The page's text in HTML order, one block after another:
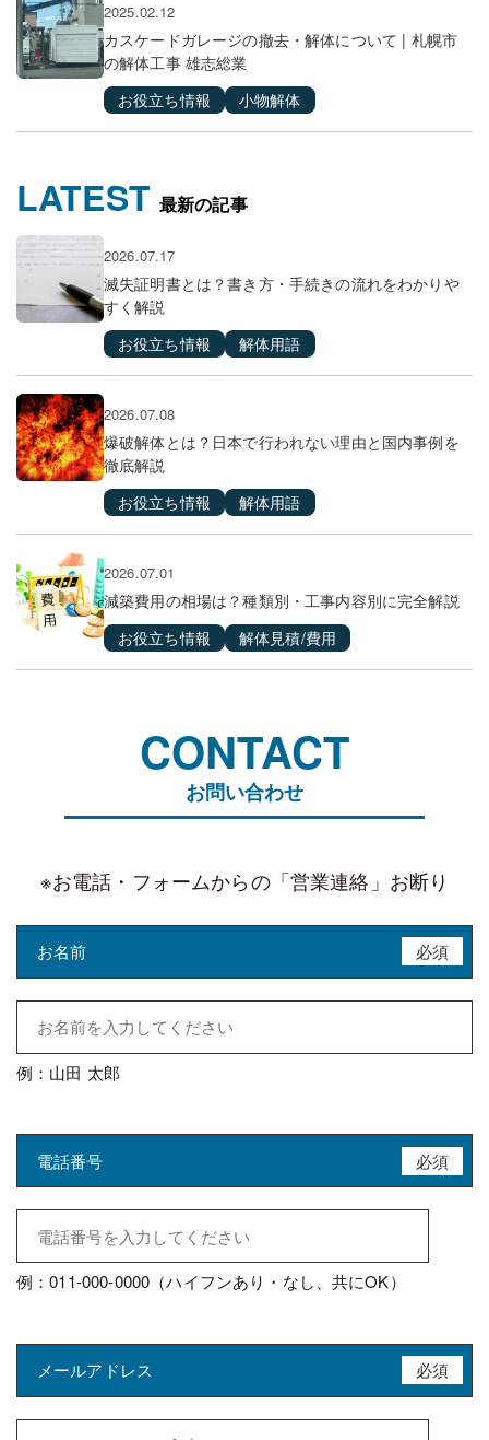
2025.02.12
カスケードガレージの撤去・解体について | 札幌市
の解体工事 雄志総業
お役立ち情報
小物解体
LATEST 最新の記事
2026.07.17
滅失証明書とは？書き方・手続きの流れをわかりや
すく解説
お役立ち情報
解体用語
2026.07.08
爆破解体とは？日本で行われない理由と国内事例を
徹底解説
お役立ち情報
解体用語
2026.07.01
減築費用の相場は？種類別・工事内容別に完全解説
お役立ち情報
解体見積/費用
CONTACT
お問い合わせ
※お電話・フォームからの「営業連絡」お断り
お名前 必須
例：山田 太郎
電話番号 必須
例：011-000-0000（ハイフンあり・なし、共にOK）
メールアドレス 必須